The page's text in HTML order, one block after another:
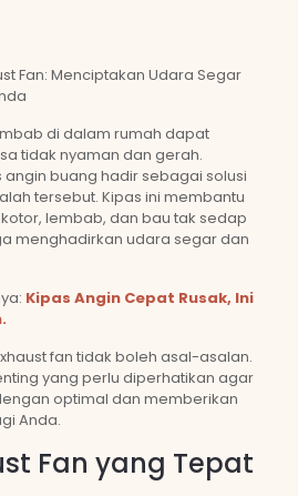
Fan: Menciptakan Udara Segar
di dalam rumah dapat
tidak nyaman dan gerah.
angin buang hadir sebagai solusi
tersebut. Kipas ini membantu
lembab, dan bau tak sedap
menghadirkan udara segar dan
Kipas Angin Cepat Rusak, Ini
fan tidak boleh asal-asalan.
yang perlu diperhatikan agar
optimal dan memberikan
Anda.
Fan yang Tepat